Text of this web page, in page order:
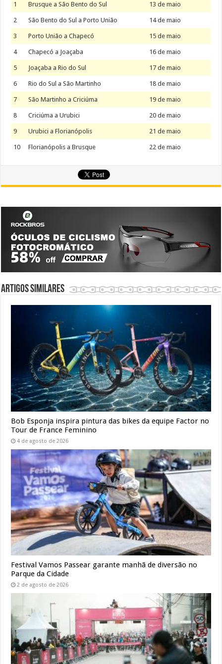
1 Brusque a São Bento do Sul 13 de maio
2 São Bento do Sul a Porto União 14 de maio
3 Porto União a Chapecó 15 de maio
4 Chapecó a Joaçaba 16 de maio
5 Joaçaba a Rio do Sul 17 de maio
6 Rio do Sul a São Martinho 18 de maio
7 São Martinho a Criciúma 19 de maio
8 Criciúma a Urubici 20 de maio
9 Urubici a Florianópolis 21 de maio
10 Florianópolis a Brusque 22 de maio
Artigos similares
Bob Esponja inspira pintura das bikes da equipe Factor no
Tour de France Feminino
4 de agosto de 2026
Festival Vamos Passear garante manhã de diversão no
Parque da Cidade
2 de agosto de 2026